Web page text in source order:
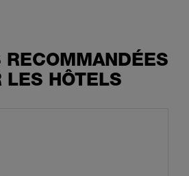
RECOMMANDÉES
LES HÔTELS